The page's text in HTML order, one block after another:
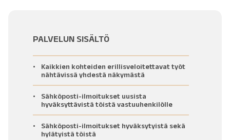
PALVELUN SISÄLTÖ
Kaikkien kohteiden erillisveloitettavat työt
nähtävissä yhdestä näkymästä
Sähköposti-ilmoitukset uusista
hyväksyttävistä töistä vastuuhenkilölle
Sähköposti-ilmoitukset hyväksytyistä sekä
hylätyistä töistä